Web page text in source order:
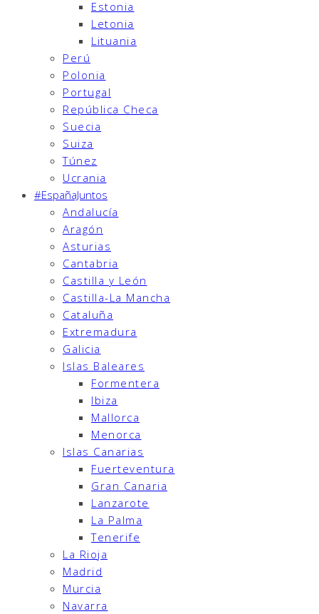
Estonia
Letonia
Lituania
Perú
Polonia
Portugal
República Checa
Suecia
Suiza
Túnez
Ucrania
#EspañaJuntos
Andalucía
Aragón
Asturias
Cantabria
Castilla y León
Castilla-La Mancha
Cataluña
Extremadura
Galicia
Islas Baleares
Formentera
Ibiza
Mallorca
Menorca
Islas Canarias
Fuerteventura
Gran Canaria
Lanzarote
La Palma
Tenerife
La Rioja
Madrid
Murcia
Navarra